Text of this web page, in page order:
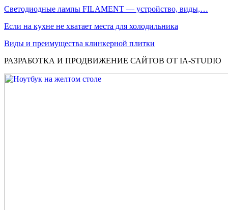
Светодиодные лампы FILAMENT — устройство, виды,…
Если на кухне не хватает места для холодильника
Виды и преимущества клинкерной плитки
РАЗРАБОТКА И ПРОДВИЖЕНИЕ САЙТОВ ОТ IA-STUDIO